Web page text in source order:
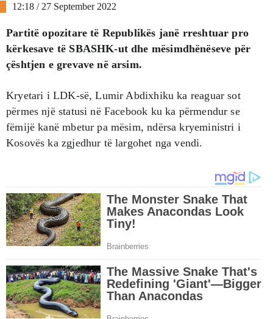
12:18 / 27 September 2022
Partitë opozitare të Republikës janë rreshtuar pro
kërkesave të SBASHK-ut dhe mësimdhënëseve për
çështjen e grevave në arsim.
Kryetari i LDK-së, Lumir Abdixhiku ka reaguar sot
përmes një statusi në Facebook ku ka përmendur se
fëmijë kanë mbetur pa mësim, ndërsa kryeministri i
Kosovës ka zgjedhur të largohet nga vendi.